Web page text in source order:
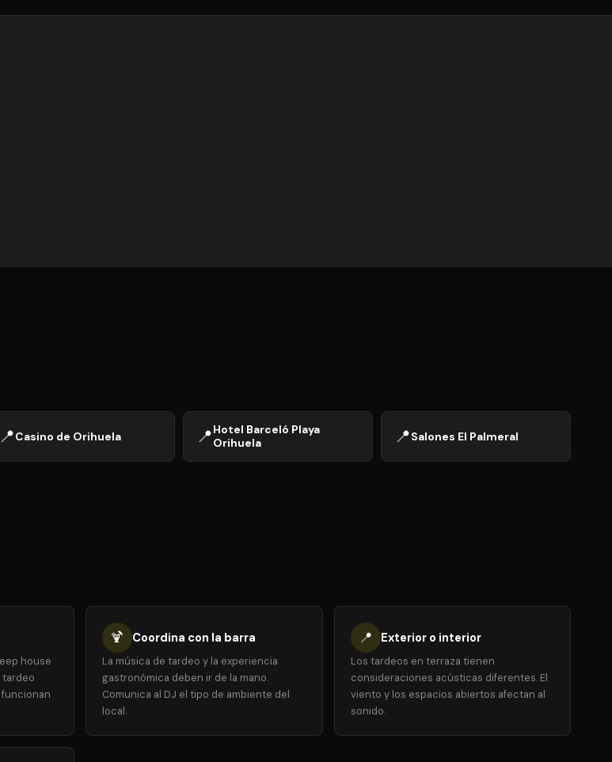
📍Casino de Orihuela 📍Hotel Barceló Playa
Orihuela
📍Salones El Palmeral
house
tardeo
🍹 Coordina con la barra
La música de tardeo y la experiencia
gastronómica deben ir de la mano.
Comunica al DJ el tipo de ambiente del
local.
📍 Exterior o interior
Los tardeos en terraza tienen
consideraciones acústicas diferentes. El
viento y los espacios abiertos afectan al
sonido.